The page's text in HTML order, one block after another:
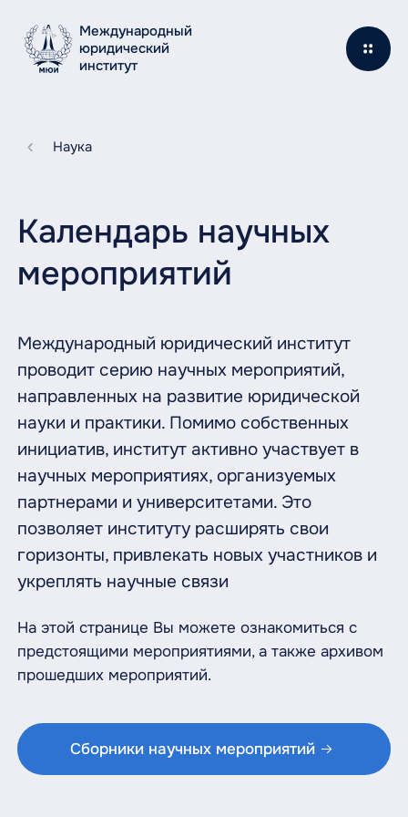
Международный
юридический
институт
Наука
Календарь научных
мероприятий
Международный юридический институт
проводит серию научных мероприятий,
направленных на развитие юридической
науки и практики. Помимо собственных
инициатив, институт активно участвует в
научных мероприятиях, организуемых
партнерами и университетами. Это
позволяет институту расширять свои
горизонты, привлекать новых участников и
укреплять научные связи
На этой странице Вы можете ознакомиться с
предстоящими мероприятиями, а также архивом
прошедших мероприятий.
Сборники научных мероприятий